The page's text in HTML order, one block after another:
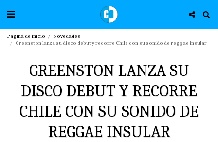
Página de inicio
Novedades
Greenston lanza su disco debut y recorre Chile con su sonido de reggae insular
GREENSTON LANZA SU
DISCO DEBUT Y RECORRE
CHILE CON SU SONIDO DE
REGGAE INSULAR